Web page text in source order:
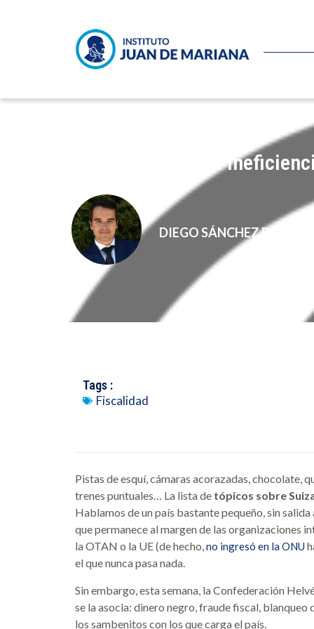
La corrupción y la
DIEGO SÁNCHEZ DE LA
Tags :
Fiscalidad
Pistas de esquí, cámaras acorazadas, chocolate,
trenes puntuales… La lista de tópicos sobre
Hablamos de un país bastante pequeño, sin
que permanece al margen de las organizaciones
la OTAN o la UE (de hecho,no ingresó en la ONU
el que nunca pasa nada.
Sin embargo, esta semana, la Confederación
se la asocia: dinero negro, fraude fiscal, blanqueo
los sambenitos con los que carga el país.